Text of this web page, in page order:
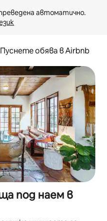
Пуснете обява в Airbnb
под наем в